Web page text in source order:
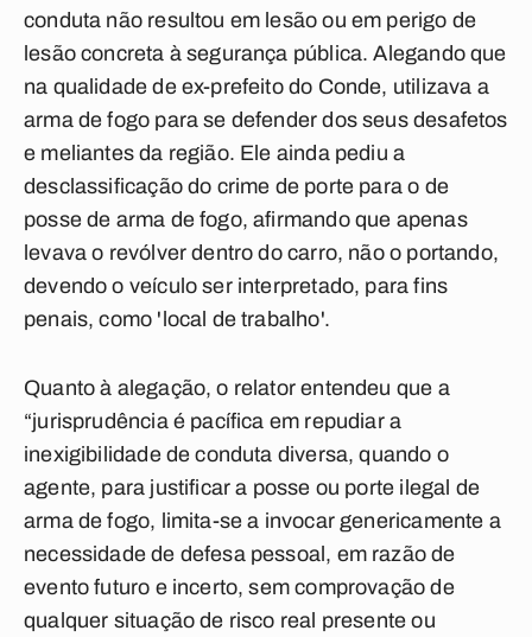
conduta não resultou em lesão ou em perigo de
lesão concreta à segurança pública. Alegando que
na qualidade de ex-prefeito do Conde, utilizava a
arma de fogo para se defender dos seus desafetos
e meliantes da região. Ele ainda pediu a
desclassificação do crime de porte para o de
posse de arma de fogo, afirmando que apenas
levava o revólver dentro do carro, não o portando,
devendo o veículo ser interpretado, para fins
penais, como 'local de trabalho'.
Quanto à alegação, o relator entendeu que a
“jurisprudência é pacífica em repudiar a
inexigibilidade de conduta diversa, quando o
agente, para justificar a posse ou porte ilegal de
arma de fogo, limita-se a invocar genericamente a
necessidade de defesa pessoal, em razão de
evento futuro e incerto, sem comprovação de
qualquer situação de risco real presente ou